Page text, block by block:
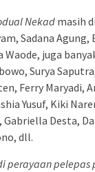
Nekad masih
Sadana Agung,
juga
Surya
Ferry Maryadi,
Yusuf, Kiki
Desta,
dll.
perayaan